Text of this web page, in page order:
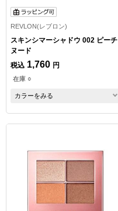
REVLON(レブロン)
スキンシマーシャドウ 002 ピーチ
ヌード
税込 1,760 円
在庫 ○
カラーをみる